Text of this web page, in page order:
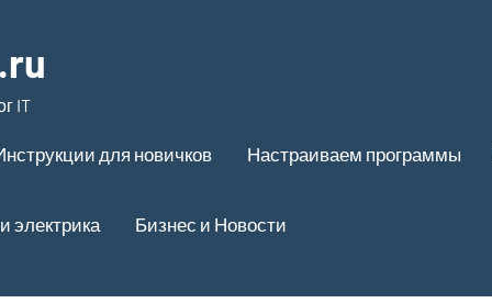
IT
для новичков Настраиваем программы
электрика Бизнес и Новости